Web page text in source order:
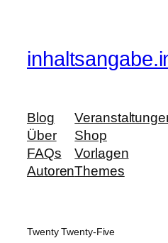
Blog
Über
FAQs
Autoren
Shop
Vorlagen
Themes
Twenty Twenty-Five